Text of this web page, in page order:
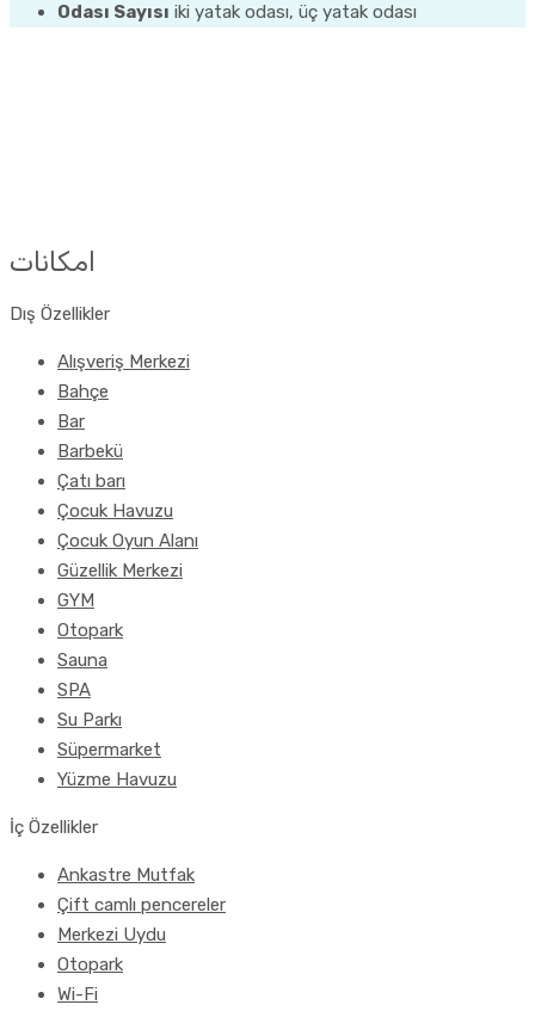
Odası Sayısı iki yatak odası, üç yatak odası
امکانات
Dış Özellikler
Alışveriş Merkezi
Bahçe
Bar
Barbekü
Çatı barı
Çocuk Havuzu
Çocuk Oyun Alanı
Güzellik Merkezi
GYM
Otopark
Sauna
SPA
Su Parkı
Süpermarket
Yüzme Havuzu
İç Özellikler
Ankastre Mutfak
Çift camlı pencereler
Merkezi Uydu
Otopark
Wi-Fi